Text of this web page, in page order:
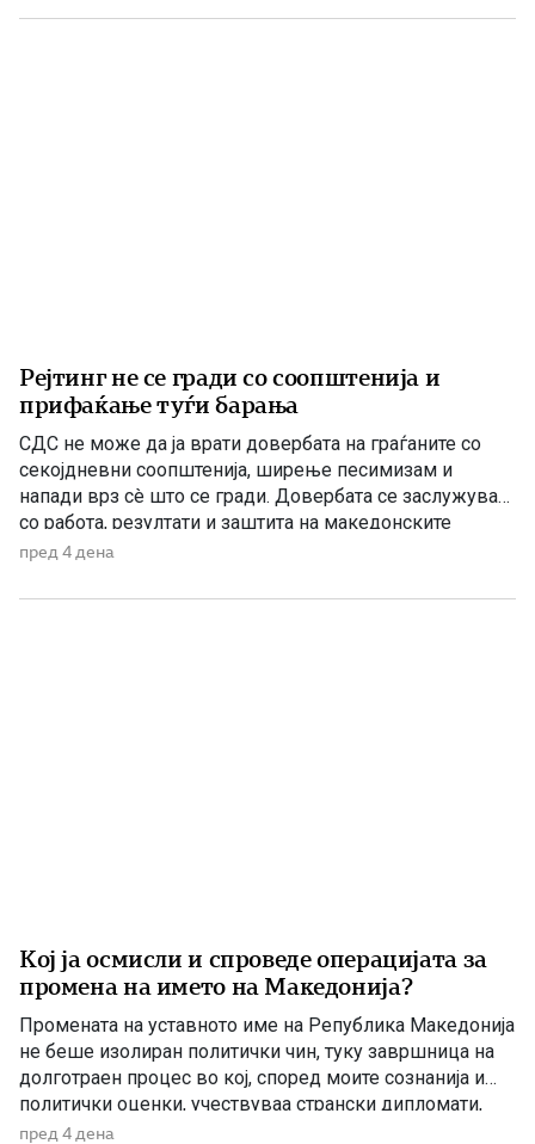
климата и непознавање на населени места се […]
Рејтинг не се гради со соопштенија и
прифаќање туѓи барања
СДС не може да ја врати довербата на граѓаните со
секојдневни соопштенија, ширење песимизам и
напади врз сè што се гради. Довербата се заслужува
со работа, резултати и заштита на македонските
национални и државни интереси. По седумгодишното
впечаток дека е сериозна опозиција. Но, граѓаните
пред 4 дена
Кој ја осмисли и спроведе операцијата за
промена на името на Македонија?
Промената на уставното име на Република Македонија
не беше изолиран политички чин, туку завршница на
долготраен процес во кој, според моите сознанија и
политички оценки, учествуваа странски дипломати,
домашни политичари и регионални центри на влијание.
пред 4 дена